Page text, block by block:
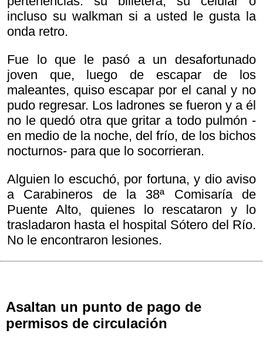
incluso su walkman si a usted le gusta la
onda retro.
Fue lo que le pasó a un desafortunado
joven que, luego de escapar de los
maleantes, quiso escapar por el canal y no
pudo regresar. Los ladrones se fueron y a él
no le quedó otra que gritar a todo pulmón -
en medio de la noche, del frío, de los bichos
nocturnos- para que lo socorrieran.
Alguien lo escuchó, por fortuna, y dio aviso
a Carabineros de la 38ª Comisaría de
Puente Alto, quienes lo rescataron y lo
trasladaron hasta el hospital Sótero del Río.
No le encontraron lesiones.
Asaltan un punto de pago de
permisos de circulación